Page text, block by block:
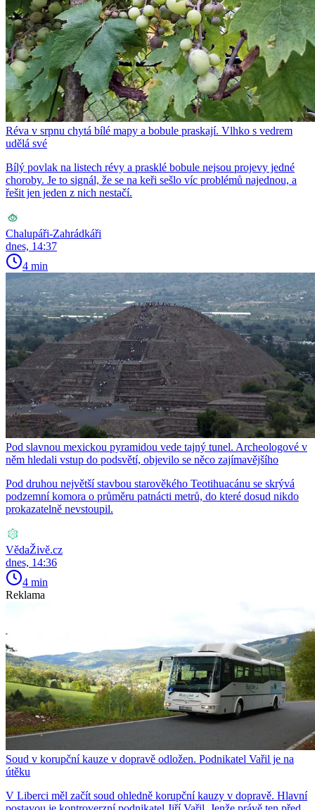
Réva v srpnu chytá bílé mapy a bobule praskají. Vlhko s vedrem
udělá své
Bílý povlak na listech révy a prasklé bobule nejsou projevy jedné
choroby. Je to signál, že se na keři sešlo víc problémů najednou, a
řešit jen jeden z nich nestačí.
Chalupáři-Zahrádkáři
dnes, 14:37
4 min
Pod slavnou mexickou pyramidou vede tajný tunel. Archeologové v
něm hledali vstup do podsvětí, objevilo se něco zajímavějšího
Pod druhou největší stavbou starověkého Teotihuacánu se skrývá
podzemní komora o průměru patnácti metrů, do které dosud nikdo
prokazatelně nevstoupil.
VědaŽivě.cz
dnes, 14:36
4 min
Reklama
Soud v korupční kauze v dopravě odložen. Podnikatel Vařil je na
útěku
V Liberci měl začít soud ohledně korupční kauzy v dopravě. Hlavní